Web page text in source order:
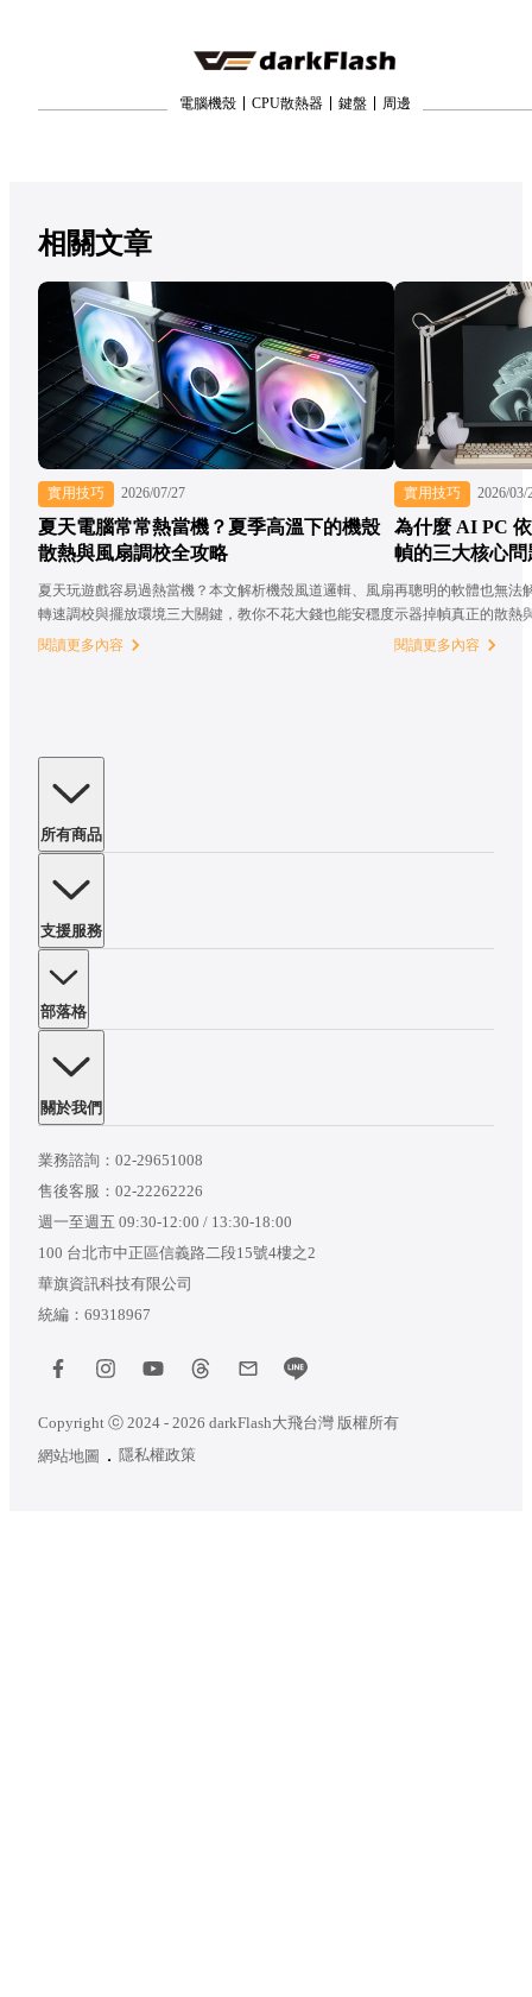
電腦機殼 CPU散熱器 鍵盤 周邊
相關文章
實用技巧 2026/07/27
夏天電腦常常熱當機？夏季高溫下的機殼
散熱與風扇調校全攻略
夏天玩遊戲容易過熱當機？本文解析機殼風道邏輯、風扇
轉速調校與擺放環境三大關鍵，教你不花大錢也能安穩度
過整個夏天！
閱讀更多內容
實用技巧 2026/03/
為什麼 AI PC
幀的三大核心問
再聰明的軟體也無法
示器掉幀真正的散熱
閱讀更多內容
所有商品
支援服務
部落格
關於我們
業務諮詢： 02-29651008
售後客服： 02-22262226
週一至週五 09:30-12:00 / 13:30-18:00
100 台北市中正區信義路二段15號4樓之2
華旗資訊科技有限公司
統編：69318967
Copyright ⓒ 2024 - 2026 darkFlash大飛台灣 版權所有
網站地圖
隱私權政策